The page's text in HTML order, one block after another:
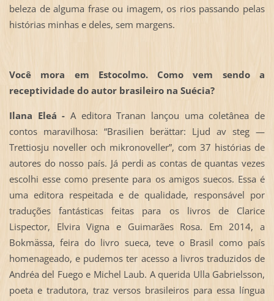
beleza de alguma frase ou imagem, os rios passando pelas
histórias minhas e deles, sem margens.
Você mora em Estocolmo. Como vem sendo a
receptividade do autor brasileiro na Suécia?
Ilana Eleá - A editora Tranan lançou uma coletânea de
contos maravilhosa: “Brasilien berättar: Ljud av steg —
Trettiosju noveller och mikronoveller”, com 37 histórias de
autores do nosso país. Já perdi as contas de quantas vezes
escolhi esse como presente para os amigos suecos. Essa é
uma editora respeitada e de qualidade, responsável por
traduções fantásticas feitas para os livros de Clarice
Lispector, Elvira Vigna e Guimarães Rosa. Em 2014, a
Bokmässa, feira do livro sueca, teve o Brasil como país
homenageado, e pudemos ter acesso a livros traduzidos de
Andréa del Fuego e Michel Laub. A querida Ulla Gabrielsson,
poeta e tradutora, traz versos brasileiros para essa língua